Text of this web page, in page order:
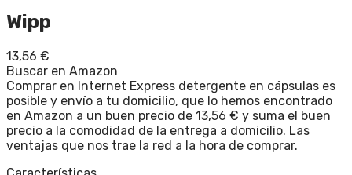
Wipp
13,56 €
Buscar en Amazon
Comprar en Internet Express detergente en cápsulas es
posible y envío a tu domicilio, que lo hemos encontrado
en Amazon a un buen precio de 13,56 € y suma el buen
precio a la comodidad de la entrega a domicilio. Las
ventajas que nos trae la red a la hora de comprar.